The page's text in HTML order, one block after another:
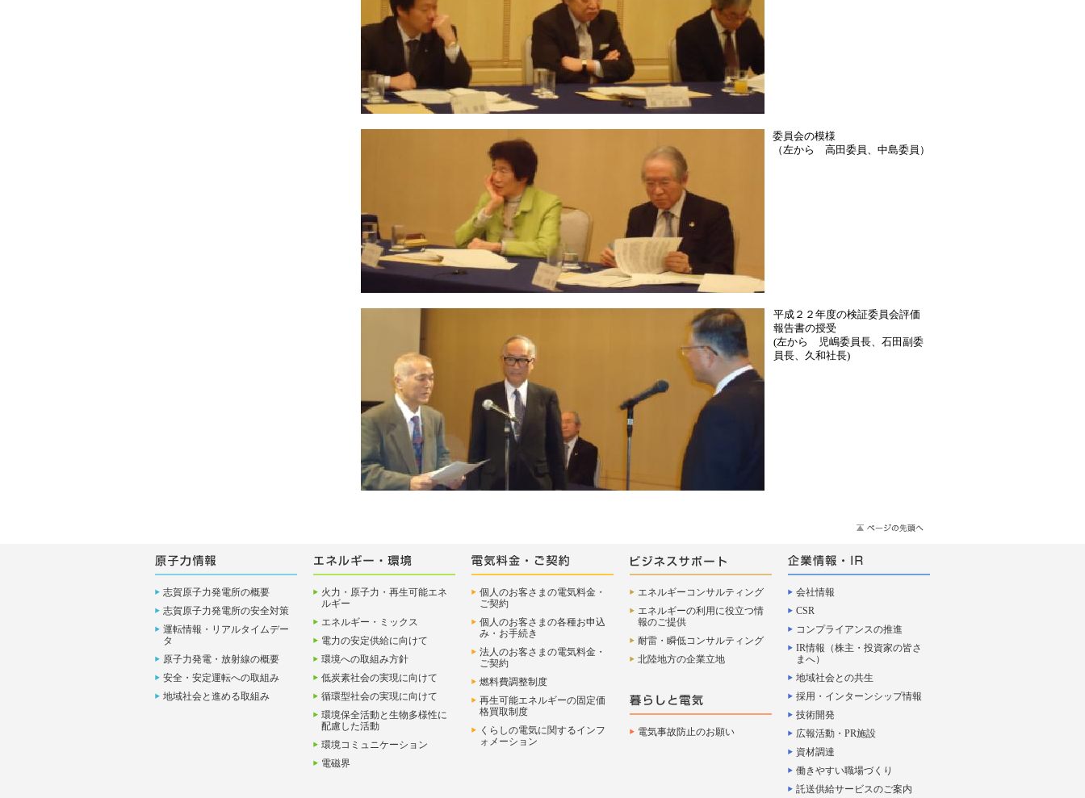
委員会の模様
（左から 高田委員、中島委員）
平成２２年度の検証委員会評価
報告書の授受
(左から 児嶋委員長、石田副委
員長、久和社長)
志賀原子力発電所の概要
志賀原子力発電所の安全対策
運転情報・リアルタイムデー
タ
原子力発電・放射線の概要
安全・安定運転への取組み
地域社会と進める取組み
火力・原子力・再生可能エネ
ルギー
エネルギー・ミックス
電力の安定供給に向けて
環境への取組み方針
低炭素社会の実現に向けて
循環型社会の実現に向けて
環境保全活動と生物多様性に
配慮した活動
環境コミュニケーション
電磁界
個人のお客さまの電気料金・
ご契約
個人のお客さまの各種お申込
み・お手続き
法人のお客さまの電気料金・
ご契約
燃料費調整制度
再生可能エネルギーの固定価
格買取制度
くらしの電気に関するインフ
ォメーション
エネルギーコンサルティング
エネルギーの利用に役立つ情
報のご提供
耐雷・瞬低コンサルティング
北陸地方の企業立地
電気事故防止のお願い
会社情報
CSR
コンプライアンスの推進
IR情報（株主・投資家の皆さ
まへ）
地域社会との共生
採用・インターンシップ情報
技術開発
広報活動・PR施設
資材調達
働きやすい職場づくり
託送供給サービスのご案内